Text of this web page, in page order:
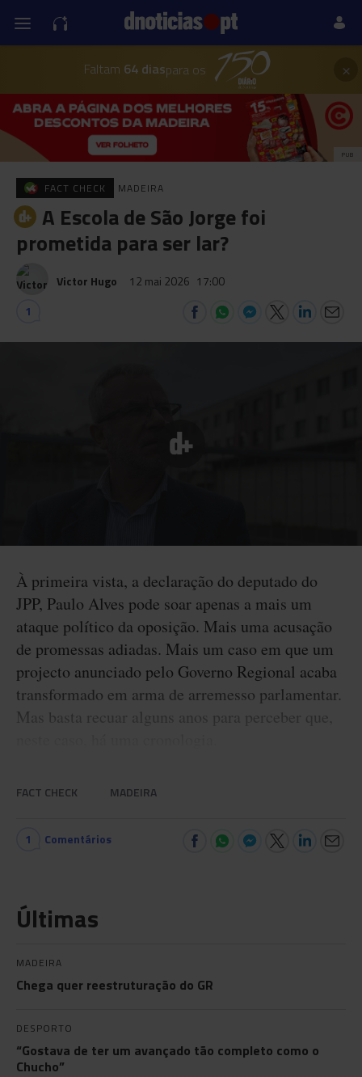
Faltam 64 diaspara os ×
PUB
FACT CHECK MADEIRA
A Escola de São Jorge foi
prometida para ser lar?
Victor Hugo 12 mai 2026 17:00
1
À primeira vista, a declaração do deputado do
JPP, Paulo Alves pode soar apenas a mais um
ataque político da oposição. Mais uma acusação
de promessas adiadas. Mais um caso em que um
projecto anunciado pelo Governo Regional acaba
transformado em arma de arremesso parlamentar.
Mas basta recuar alguns anos para perceber que,
FACT CHECK MADEIRA
1 Comentários
Últimas
MADEIRA
Chega quer reestruturação do GR
DESPORTO
“Gostava de ter um avançado tão completo como o
Chucho”